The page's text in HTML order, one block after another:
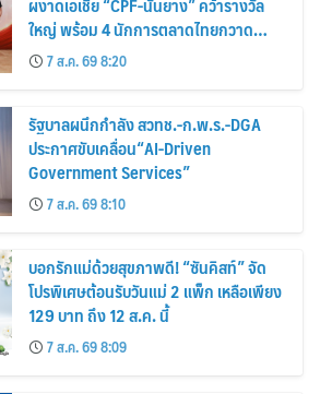
ใหญ่ พร้อม 4 นักการตลาดไทยกวาด
รางวัลบุคคลเวที AMF AMEA & YWN
2026
7 ส.ค. 69 8:20
รัฐบาลผนึกกำลัง สวทช.-ก.พ.ร.-DGA
ประกาศขับเคลื่อน“AI-Driven
Government Services”
7 ส.ค. 69 8:10
บอกรักแม่ด้วยสุขภาพดี! “ซันคิสท์” จัด
โปรพิเศษต้อนรับวันแม่ 2 แพ็ก เหลือเพียง
129 บาท ถึง 12 ส.ค. นี้
7 ส.ค. 69 8:09